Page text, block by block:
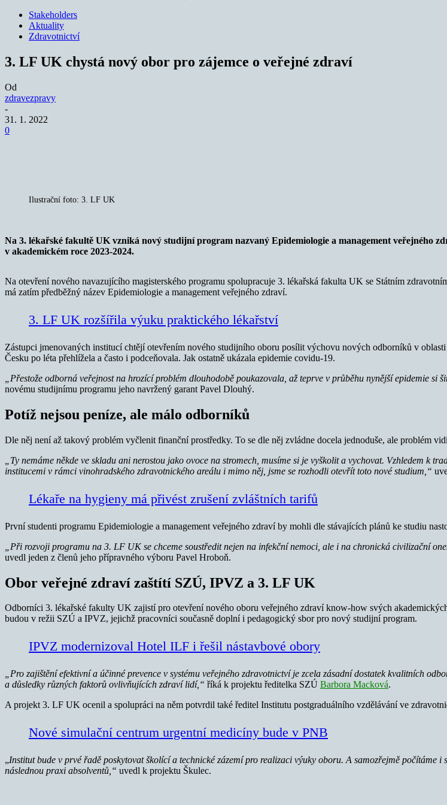
Stakeholders
Aktuality
Zdravotnictví
3. LF UK chystá nový obor pro zájemce o veřejné zdraví
Od
zdravezpravy
-
31. 1. 2022
0
Ilustrační foto: 3. LF UK
Na 3. lékařské fakultě UK vzniká nový studijní program nazvaný Epidemiologie a management veřejného
v akademickém roce 2023-2024.
Na otevření nového navazujícího magisterského programu spolupracuje 3. lékařská fakulta UK se Státním
má zatím předběžný název Epidemiologie a management veřejného zdraví.
3. LF UK rozšířila výuku praktického lékařství
Zástupci jmenovaných institucí chtějí otevřením nového studijního oboru posílit výchovu nových odborníků v
Česku po léta přehlížela a často i podceňovala. Jak ostatně ukázala epidemie covidu-19.
„Přestože odborná veřejnost na hrozící problém dlouhodobě poukazovala, až teprve v průběhu nynější epidemie
novému studijnímu programu jeho navržený garant Pavel Dlouhý.
Potíž nejsou peníze, ale málo odborníků
Dle něj není až takový problém vyčlenit finanční prostředky. To se dle něj zvládne docela jednoduše, ale problém
„Ty nemáme někde ve skladu ani nerostou jako ovoce na stromech, musíme si je vyškolit a vychovat. Vzhledem k
institucemi v rámci vinohradského zdravotnického areálu i mimo něj, jsme se rozhodli otevřít toto nové studium,“
Lékaře na hygieny má přivést zrušení zvláštních tarifů
První studenti programu Epidemiologie a management veřejného zdraví by mohli dle stávajících plánů ke studiu
„Při rozvoji programu na 3. LF UK se chceme soustředit nejen na infekční nemoci, ale i na chronická civilizační
uvedl jeden z členů jeho přípravného výboru Pavel Hroboň.
Obor veřejné zdraví zaštítí SZÚ, IPVZ a 3. LF UK
Odborníci 3. lékařské fakulty UK zajistí pro otevření nového oboru veřejného zdraví know-how svých
budou v režii SZÚ a IPVZ, jejichž pracovníci současně doplní i pedagogický sbor pro nový studijní program.
IPVZ modernizoval Hotel ILF i řešil nástavbové obory
„Pro zajištění efektivní a účinné prevence v systému veřejného zdravotnictví je zcela zásadní dostatek kvalitních
a důsledky různých faktorů ovlivňujících zdraví lidí,“ říká k projektu ředitelka SZÚ Barbora Macková.
A projekt 3. LF UK ocenil a spolupráci na něm potvrdil také ředitel Institutu postgraduálního vzdělávání ve
Nové simulační centrum urgentní medicíny bude v PNB
„Institut bude v prvé řadě poskytovat školící a technické zázemí pro realizaci výuky oboru. A samozřejmě
následnou praxi absolventů,“ uvedl k projektu Škulec.